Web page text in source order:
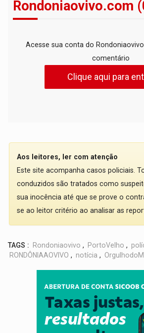
Rondoniaovivo.com
Acesse sua conta do
comentário
Clique aqui para
Aos leitores, ler com atenção
Este site acompanha casos policiais.
conduzidos são tratados como
sua inocência até que se prove o
se ao leitor critério ao analisar as
TAGS : Rondoniaovivo , PortoVelho ,
RONDÔNIAAOVIVO , notícia ,